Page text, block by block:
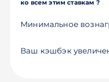
ко всем этим ставкам ?
Минимальное
Ваш кэшбэк